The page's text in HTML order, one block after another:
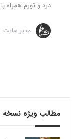
درد و تورم همراه
مدیر سایت
مطالب ویژه نسخه